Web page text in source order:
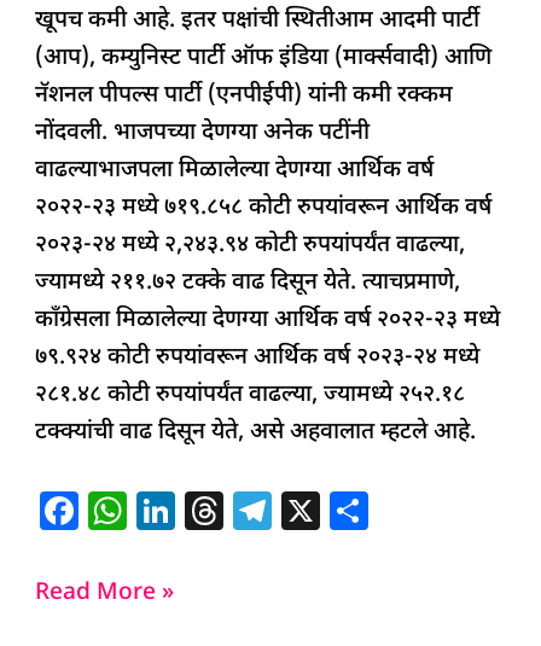
खूपच कमी आहे. इतर पक्षांची स्थितीआम आदमी पार्टी
(आप), कम्युनिस्ट पार्टी ऑफ इंडिया (मार्क्सवादी) आणि
नॅशनल पीपल्स पार्टी (एनपीईपी) यांनी कमी रक्कम
नोंदवली. भाजपच्या देणग्या अनेक पटींनी
वाढल्याभाजपला मिळालेल्या देणग्या आर्थिक वर्ष
२०२२-२३ मध्ये ७१९.८५८ कोटी रुपयांवरून आर्थिक वर्ष
२०२३-२४ मध्ये २,२४३.९४ कोटी रुपयांपर्यंत वाढल्या,
ज्यामध्ये २११.७२ टक्के वाढ दिसून येते. त्याचप्रमाणे,
काँग्रेसला मिळालेल्या देणग्या आर्थिक वर्ष २०२२-२३ मध्ये
७९.९२४ कोटी रुपयांवरून आर्थिक वर्ष २०२३-२४ मध्ये
२८१.४८ कोटी रुपयांपर्यंत वाढल्या, ज्यामध्ये २५२.१८
टक्क्यांची वाढ दिसून येते, असे अहवालात म्हटले आहे.
F
c
W
at
Li T T X
Read More »